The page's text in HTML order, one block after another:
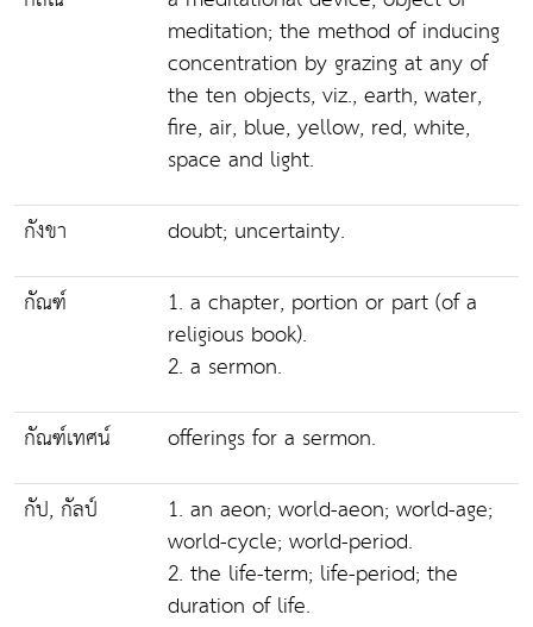
meditation; the method of inducing
concentration by grazing at any of
the ten objects, viz., earth, water,
fire, air, blue, yellow, red, white,
space and light.
กังขา
doubt; uncertainty.
กัณฑ์
1. a chapter, portion or part (of a
religious book).
2. a sermon.
กัณฑ์เทศน์
offerings for a sermon.
กัป, กัลป์
1. an aeon; world-aeon; world-age;
world-cycle; world-period.
2. the life-term; life-period; the
duration of life.